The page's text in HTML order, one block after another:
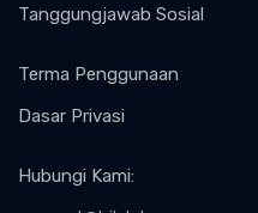
Tanggungjawab Sosial
Terma Penggunaan
Dasar Privasi
Hubungi Kami: